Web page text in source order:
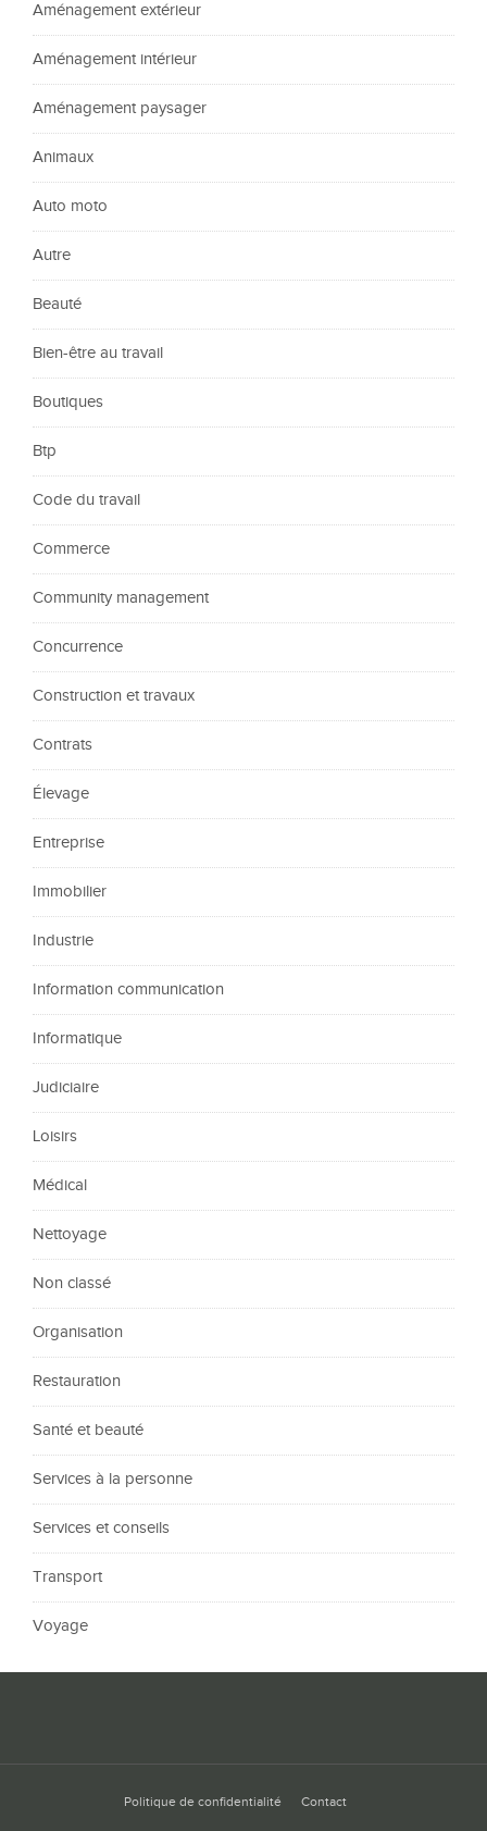
Aménagement extérieur
Aménagement intérieur
Aménagement paysager
Animaux
Auto moto
Autre
Beauté
Bien-être au travail
Boutiques
Btp
Code du travail
Commerce
Community management
Concurrence
Construction et travaux
Contrats
Élevage
Entreprise
Immobilier
Industrie
Information communication
Informatique
Judiciaire
Loisirs
Médical
Nettoyage
Non classé
Organisation
Restauration
Santé et beauté
Services à la personne
Services et conseils
Transport
Voyage
Politique de confidentialité Contact